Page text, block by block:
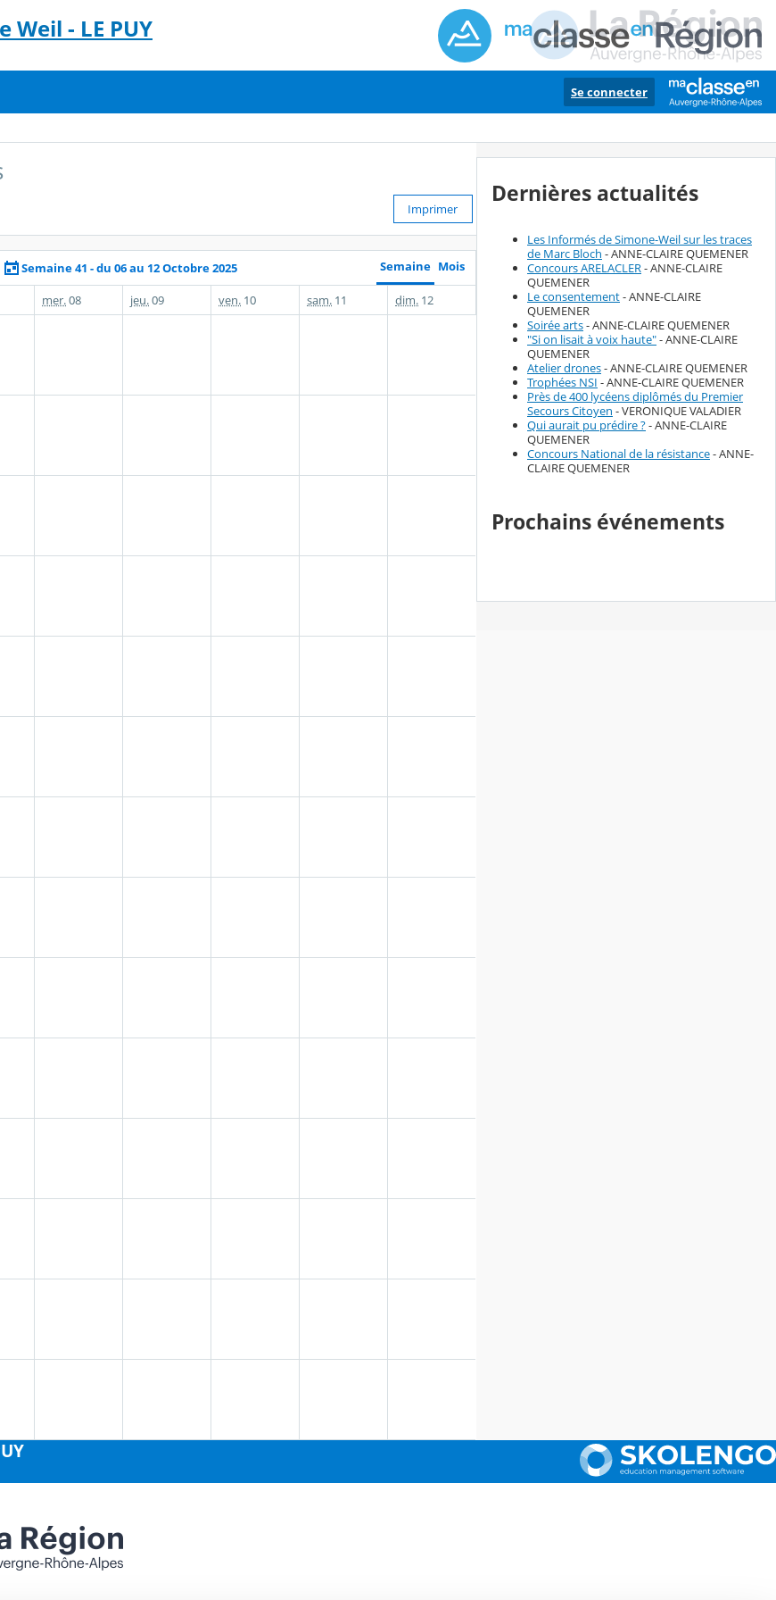
Weil - LE PUY
Se connecter
Imprimer
Semaine 41 - du 06 au 12 Octobre 2025 Semaine Mois
mer.08 jeu.09 ven. 10 sam. 11 dim. 12
Dernières actualités
Les Informés de Simone-Weil sur les traces
de Marc Bloch - ANNE-CLAIRE QUEMENER
Concours ARELACLER- ANNE-CLAIRE
QUEMENER
Le consentement- ANNE-CLAIRE
QUEMENER
Soirée arts- ANNE-CLAIRE QUEMENER
"Si on lisait à voix haute"- ANNE-CLAIRE
QUEMENER
Atelier drones- ANNE-CLAIRE QUEMENER
Trophées NSI - ANNE-CLAIRE QUEMENER
Près de 400 lycéens diplômés du Premier
Secours Citoyen - VERONIQUE VALADIER
Qui aurait pu prédire ?- ANNE-CLAIRE
QUEMENER
Concours National de la résistance- ANNE-
CLAIRE QUEMENER
Prochains événements